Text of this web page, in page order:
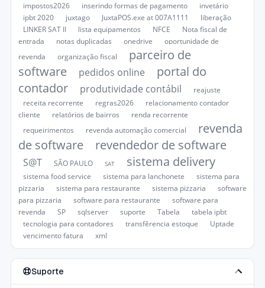
impostos2026 inserindo formas de pagamento
invetário
ipbt 2020
juxtago JuxtaPOS.exe at 007A1111
liberação
LINKER SAT II
lista equipamentos NFCE
Nota fiscal de
entrada
notas duplicadas onedrive
oportunidade de
revenda
organização fiscal
parceiro de
software
pedidos online
portal do
contador
produtividade contábil
reajuste
receita recorrente
regras2026
relacionamento contador
cliente
relatórios de bairros
renda recorrente
requeirimentos
revenda automação comercial
revenda
de software
revendedor de software
S@T SÃO PAULO SAT sistema delivery
sistema food service sistema para lanchonete
sistema para
pizzaria
sistema para restaurante sistema pizzaria
software
para pizzaria
software para restaurante
software para
revenda
SP sqlserver suporte Tabela
tabela ipbt
tecnologia para contadores
transfêrencia estoque
Uptade
vencimento fatura
xml
Suporte